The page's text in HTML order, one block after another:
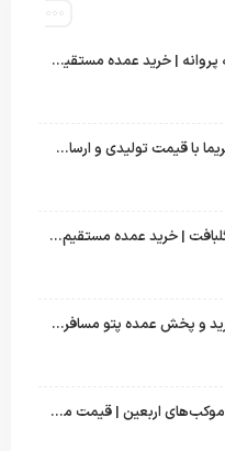
قیمت پتو تک نفره برجسته پروانه | خرید عمده مستقیم با بهترین قیمت بازار
فروش عمده پتو یک‌نفره پریما با قیمت تولیدی و ارسال به سراسر کشور
قیمت پتو یک‌نفره ضخیم گلبافت | خرید عمده مستقیم با بهترین قیمت
قیمت پتو سبک سنس | خرید و پخش عمده پتو مسافرتی Sense
خرید عمده پتو مینک برای موکب‌های اربعین | قیمت مناسب و ارسال سریع